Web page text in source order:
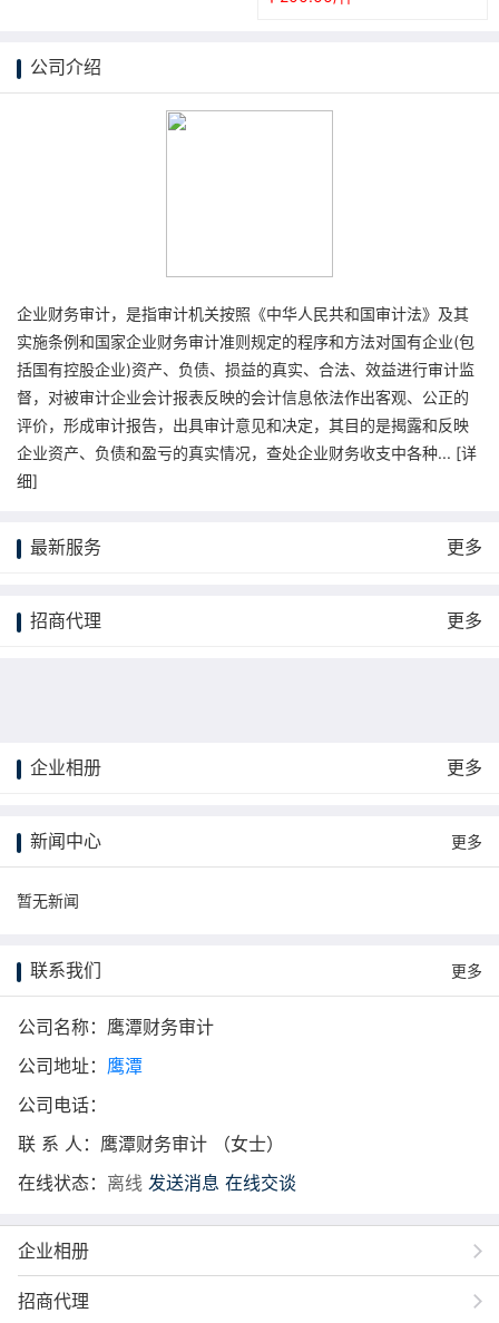
公司介绍
企业财务审计，是指审计机关按照《中华人民共和国审计法》及其
实施条例和国家企业财务审计准则规定的程序和方法对国有企业(包
括国有控股企业)资产、负债、损益的真实、合法、效益进行审计监
督，对被审计企业会计报表反映的会计信息依法作出客观、公正的
评价，形成审计报告，出具审计意见和决定，其目的是揭露和反映
企业资产、负债和盈亏的真实情况，查处企业财务收支中各种... [详
细]
最新服务 更多
招商代理 更多
企业相册 更多
新闻中心 更多
暂无新闻
联系我们 更多
公司名称：鹰潭财务审计
公司地址： 鹰潭
公司电话：
联 系 人：鹰潭财务审计 （女士）
在线状态： 离线 发送消息 在线交谈
企业相册
招商代理